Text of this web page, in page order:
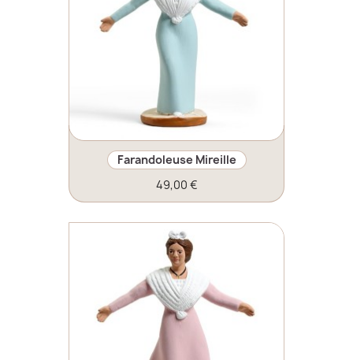
Farandoleuse Mireille
49,00 €